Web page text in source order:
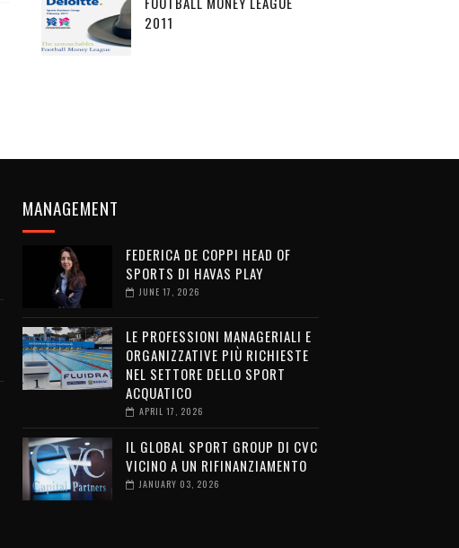
2011
MANAGEMENT
FEDERICA DE COPPI HEAD OF
SPORTS DI HAVAS PLAY
JUNE 17, 2026
LE PROFESSIONI MANAGERIALI E
ORGANIZZATIVE PIÙ RICHIESTE
NEL SETTORE DELLO SPORT
ACQUATICO
APRIL 17, 2026
IL GLOBAL SPORT GROUP DI CVC
VICINO A UN RIFINANZIAMENTO
JANUARY 03, 2026